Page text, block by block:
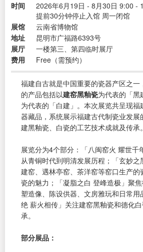
时间
2026年6月19日 - 8月30日 9:00 -
提前30分钟停止入馆 周一闭馆
展馆
云南省博物馆
地址
昆明市广福路6393号
展厅
一楼第三、第四临时展厅
费用
Free（需预约）
福建自古就是中国重要的瓷器产区之一
的产品包括以建窑黑釉瓷为代表的「黑
为代表的「白建」。本次展览共呈现福
器藏品，系统展示福建古代制瓷业发
建黑釉瓷、白瓷的工艺技术成就及传承。
展览分为4个部分：「八闽窑火 耀世千
从青铜时代到明清发展历程；「玄妙之
建窑、遇林亭窑、茶洋窑等窑口生产的
瓷的魅力；「凝脂之白 登峰造极」聚
塑造像、陈设供器、文房雅玩和日常
绝 薪火相传」关注建窑黑釉瓷和德化
承。
部分展品：